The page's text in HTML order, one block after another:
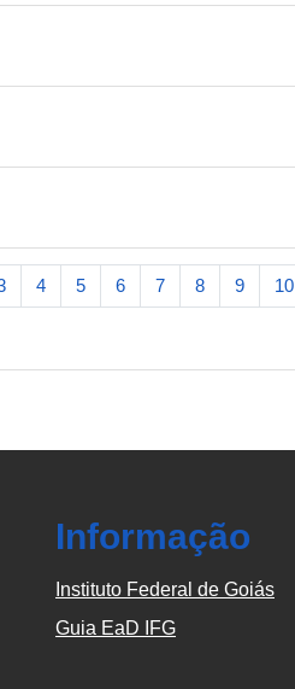
4 5 6 7 8 9 10
Informação
Instituto Federal de Goiás
Guia EaD IFG